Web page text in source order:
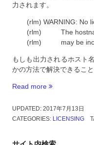
力されます。
(rlm) WARNING: No
(rlm) The
(rlm) may be
もしも出力されるホスト
かの方法で解決できること
Read more “macOS
で
ホ
UPDATED: 2017年7月13日
CATEGORIES: LICENSING